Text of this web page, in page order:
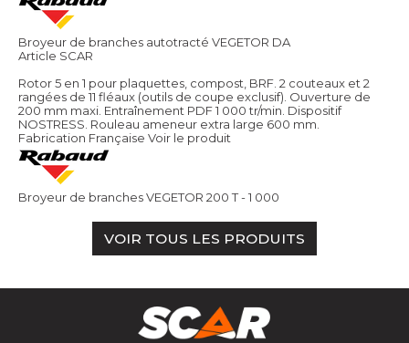
Broyeur de branches autotracté VEGETOR DA
Article SCAR
Rotor 5 en 1 pour plaquettes, compost, BRF. 2 couteaux et 2
rangées de 11 fléaux (outils de coupe exclusif). Ouverture de
200 mm maxi. Entraînement PDF 1 000 tr/min. Dispositif
NOSTRESS. Rouleau ameneur extra large 600 mm.
Fabrication Française Voir le produit
Broyeur de branches VEGETOR 200 T - 1 000
VOIR TOUS LES PRODUITS